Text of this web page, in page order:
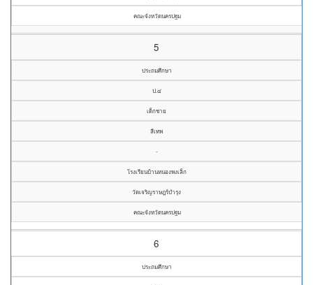
คณะจังหวัดนครปฐม
5
ประถมศึกษา
ป.๔
เด็กชาย
สีเทพ
-
โรงเรียนบ้านหนองพงเล็ก
วัดเจริญราษฎร์บำรุง
คณะจังหวัดนครปฐม
6
ประถมศึกษา